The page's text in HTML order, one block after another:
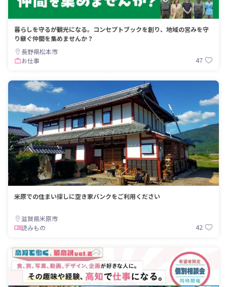
暮らしを守るが観光になる。コンセプトブックを創り、地域の営みを守
り継ぐ仲間を集めませんか？
長野県松本市
お仕事
47
米原での住まい探しに空き家バンクをご利用ください
滋賀県米原市
読みもの
42